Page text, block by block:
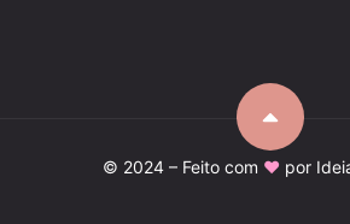
© 2024 – Feito com ♥ por